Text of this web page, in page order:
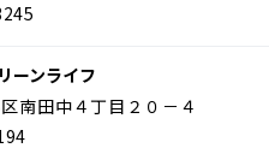
ーンライフ
南田中４丁目２０－４